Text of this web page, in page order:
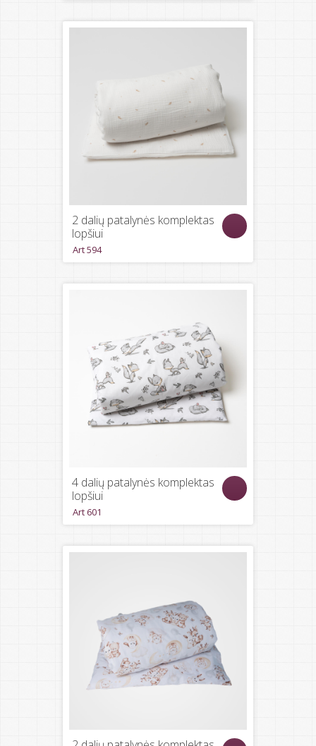
2 dalių patalynės komplektas
lopšiui
Art 594
4 dalių patalynės komplektas
lopšiui
Art 601